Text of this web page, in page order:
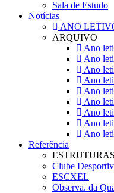
Sala de Estudo
Notícias
ANO
ARQUIVO
Ano
Ano
Ano
Ano
Ano
Ano
Ano
Ano
Ano
Referência
Clube
ESCXEL
Observa. da